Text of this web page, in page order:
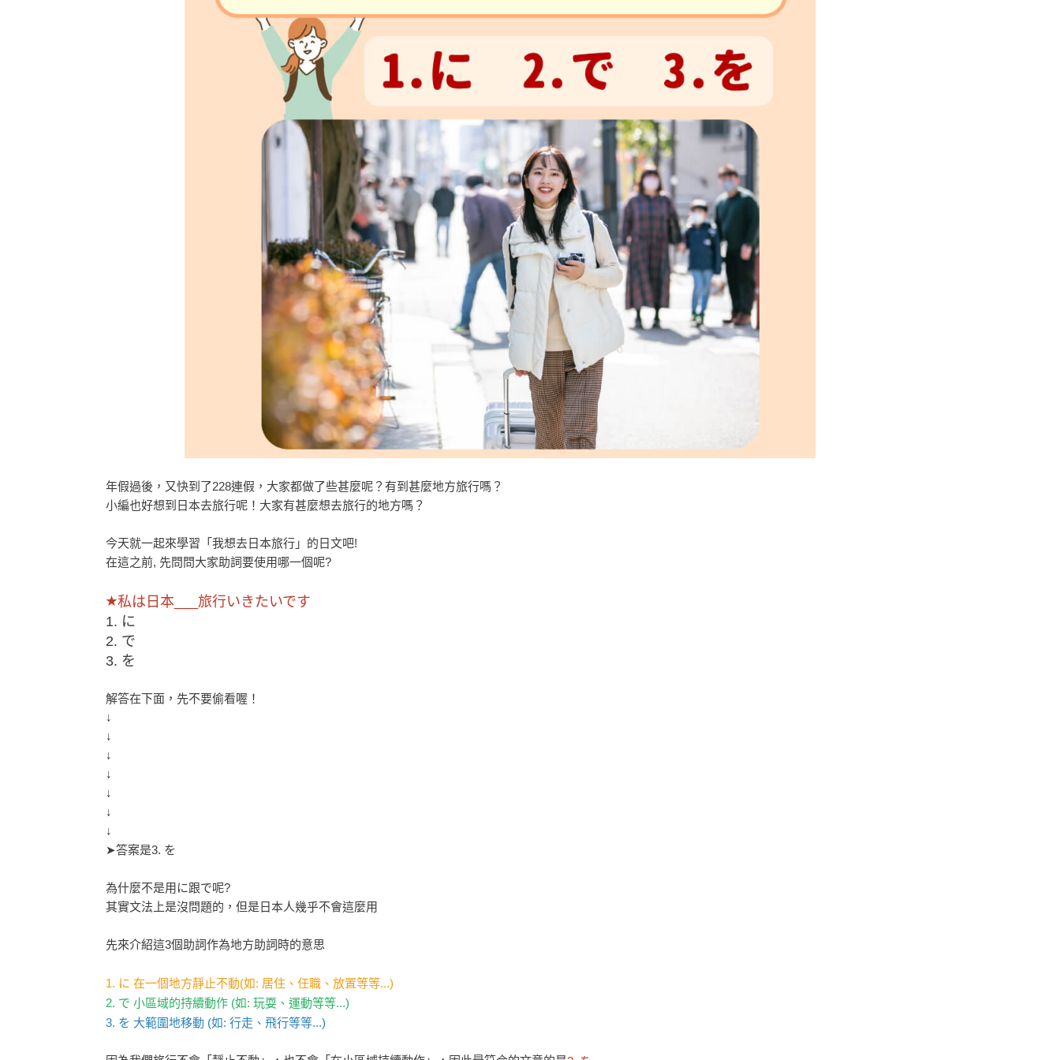
年假過後，又快到了228連假，大家都做了些甚麼呢？有到甚麼地方旅行嗎？
小編也好想到日本去旅行呢！大家有甚麼想去旅行的地方嗎？
今天就一起來學習「我想去日本旅行」的日文吧!
在這之前, 先問問大家助詞要使用哪一個呢?
★私は日本___旅行いきたいです
1. に
2. で
3. を
解答在下面，先不要偷看喔！
↓
↓
↓
↓
↓
↓
↓
➤答案是3. を
為什麼不是用に跟で呢?
其實文法上是沒問題的，但是日本人幾乎不會這麼用
先來介紹這3個助詞作為地方助詞時的意思
1. に 在一個地方靜止不動(如: 居住、任職、放置等等...)
2. で 小區域的持續動作 (如: 玩耍、運動等等...)
3. を 大範圍地移動 (如: 行走、飛行等等...)